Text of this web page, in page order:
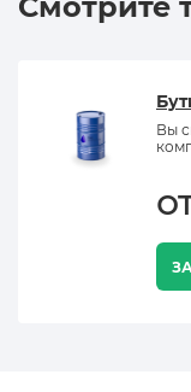
Вы